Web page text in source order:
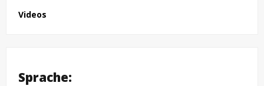
Videos
Sprache: